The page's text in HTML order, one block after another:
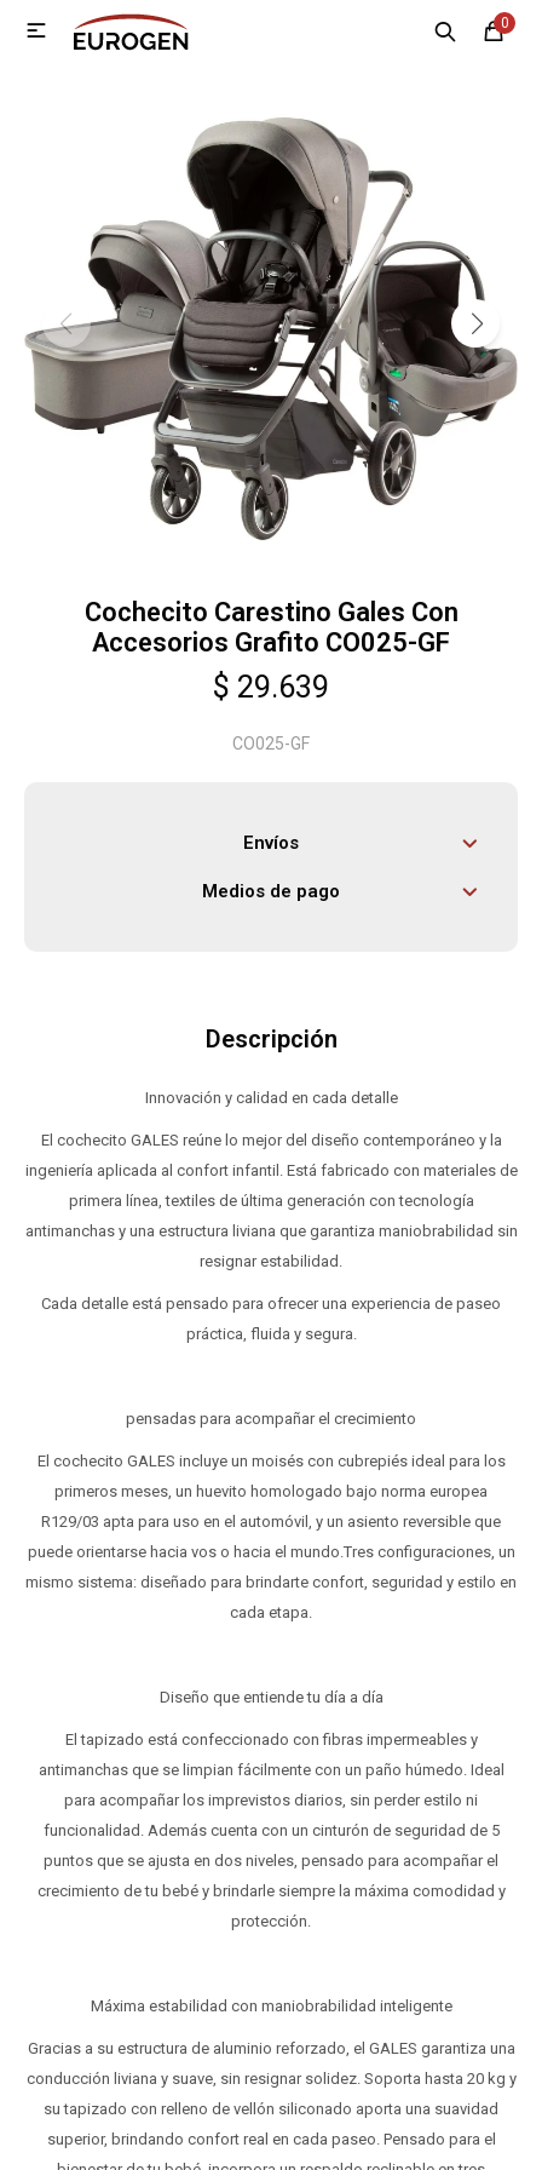
0

Cochecito Carestino Gales Con
Accesorios Grafito CO025-GF
$ 29.639
CO025-GF
Envíos
Medios de pago
Descripción
Innovación y calidad en cada detalle
El cochecito GALES reúne lo mejor del diseño contemporáneo y la
ingeniería aplicada al confort infantil. Está fabricado con materiales de
primera línea, textiles de última generación con tecnología
antimanchas y una estructura liviana que garantiza maniobrabilidad sin
resignar estabilidad.
Cada detalle está pensado para ofrecer una experiencia de paseo
práctica, fluida y segura.
pensadas para acompañar el crecimiento
El cochecito GALES incluye un moisés con cubrepiés ideal para los
primeros meses, un huevito homologado bajo norma europea
R129/03 apta para uso en el automóvil, y un asiento reversible que
puede orientarse hacia vos o hacia el mundo.Tres configuraciones, un
mismo sistema: diseñado para brindarte confort, seguridad y estilo en
cada etapa.
Diseño que entiende tu día a día
El tapizado está confeccionado con fibras impermeables y
antimanchas que se limpian fácilmente con un paño húmedo. Ideal
para acompañar los imprevistos diarios, sin perder estilo ni
funcionalidad. Además cuenta con un cinturón de seguridad de 5
puntos que se ajusta en dos niveles, pensado para acompañar el
crecimiento de tu bebé y brindarle siempre la máxima comodidad y
protección.
Máxima estabilidad con maniobrabilidad inteligente
Gracias a su estructura de aluminio reforzado, el GALES garantiza una
conducción liviana y suave, sin resignar solidez. Soporta hasta 20 kg y
su tapizado con relleno de vellón siliconado aporta una suavidad
superior, brindando confort real en cada paseo. Pensado para el
MI CUENTA
Electrodomésticos
Tecnología
Climatización
Herramientas